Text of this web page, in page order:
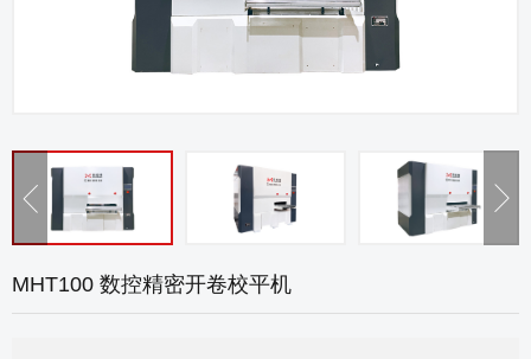
MHT100 数控精密开卷校平机